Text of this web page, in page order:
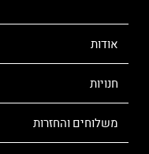
אודות
חנויות
משלוחים והחזרות